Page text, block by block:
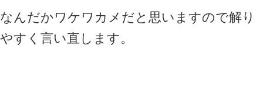
なんだかワケワカメだと思いますので解り
やすく言い直します。